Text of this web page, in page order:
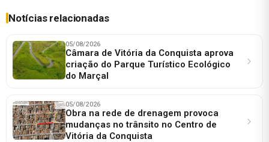
Notícias relacionadas
05/08/2026
Câmara de Vitória da Conquista aprova
criação do Parque Turístico Ecológico
do Marçal
05/08/2026
Obra na rede de drenagem provoca
mudanças no trânsito no Centro de
Vitória da Conquista